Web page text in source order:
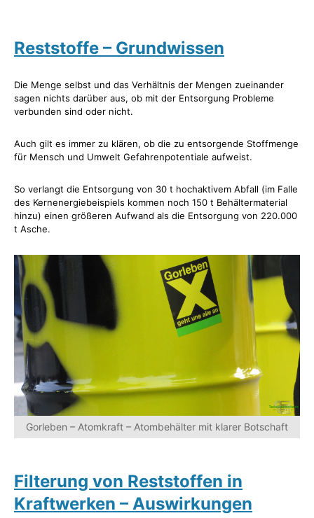
Reststoffe – Grundwissen
Die Menge selbst und das Verhältnis der Mengen zueinander
sagen nichts darüber aus, ob mit der Entsorgung Probleme
verbunden sind oder nicht.
Auch gilt es immer zu klären, ob die zu entsorgende Stoffmenge
für Mensch und Umwelt Gefahrenpotentiale aufweist.
So verlangt die Entsorgung von 30 t hochaktivem Abfall (im Falle
des Kernenergiebeispiels kommen noch 150 t Behältermaterial
hinzu) einen größeren Aufwand als die Entsorgung von 220.000
t Asche.
Gorleben – Atomkraft – Atombehälter mit klarer Botschaft
Filterung von Reststoffen in
Kraftwerken – Auswirkungen